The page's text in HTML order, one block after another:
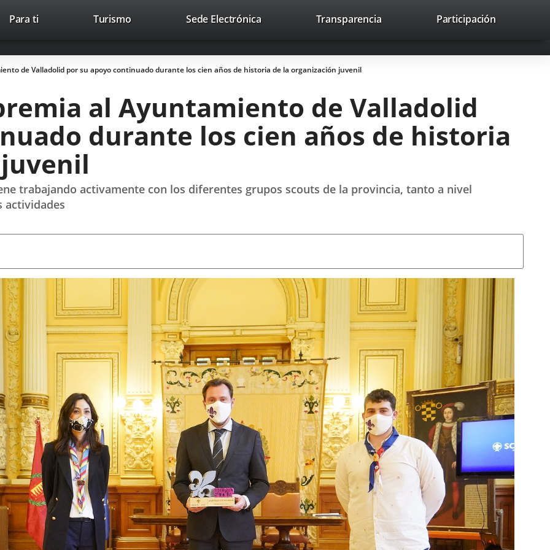
Trabaja con nosotros Contacto avaHeaderSocial
Enlace
una
aplicación
Enlace
una
aplicación
Enlace
una
aplicación
Buscar
Para ti TurismoEste
abrirá
en
ventana
nueva.
Sede ElectrónicaEnlace
aplicación
externa.
Transparencia Participación
de Valladolid por su apoyo continuado durante los cien años de historia de la organización juvenil
al Ayuntamiento de Valladolid
durante los cien años de historia
trabajando activamente con los diferentes grupos scouts de la provincia, tanto a nivel
actividades